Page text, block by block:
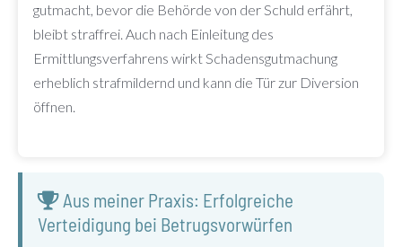
gutmacht, bevor die Behörde von der Schuld erfährt,
bleibt straffrei. Auch nach Einleitung des
Ermittlungsverfahrens wirkt Schadensgutmachung
erheblich strafmildernd und kann die Tür zur Diversion
öffnen.
Aus meiner Praxis: Erfolgreiche
Verteidigung bei Betrugsvorwürfen